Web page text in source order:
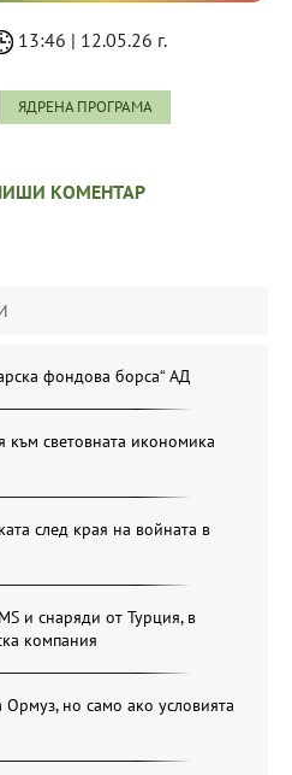
13:46 | 12.05.26 г.
ЯДРЕНА ПРОГРАМА
КОМЕНТАР
фондова борса“ АД
към световната икономика
след края на войната в
и снаряди от Турция, в
компания
но само ако условията